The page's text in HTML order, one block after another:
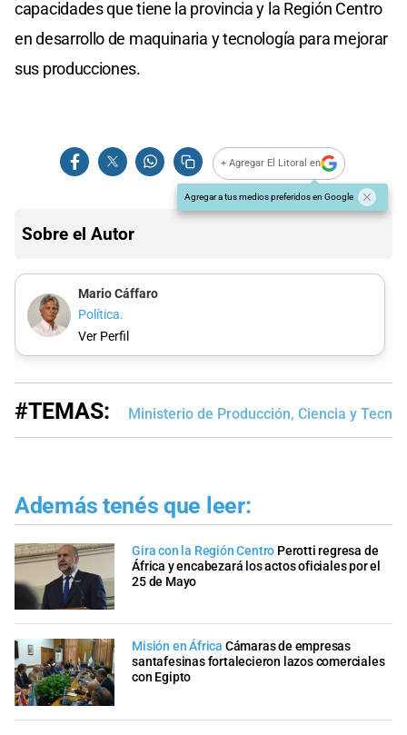
capacidades que tiene la provincia y la Región Centro
en desarrollo de maquinaria y tecnología para mejorar
sus producciones.
+ Agregar El Litoral en
Agregar a tus medios preferidos en Google
Sobre el Autor
Mario Cáffaro
Política.
Ver Perfil
#TEMAS: Ministerio de Producción, Ciencia y
Además tenés que leer:
Gira con la Región Centro Perotti regresa de
África y encabezará los actos oficiales por el
25 de Mayo
Misión en África Cámaras de empresas
santafesinas fortalecieron lazos comerciales
con Egipto